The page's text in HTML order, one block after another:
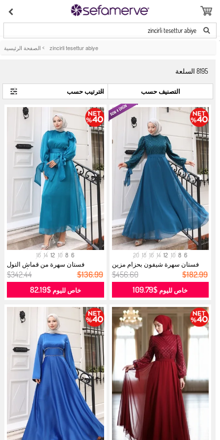
zincirli tesettur abiye
الصفحة الرئيسية > zincirli tesettur abiye
8195السلعة
التصنيف حسب
6
8
10
12
14
16
18
20
فستان سهرة شيفون بحزام مزين
بالترتر...
$456.60 $182.99
خاص لليوم $109.79
6
8
10
12
14
16
فستان سهرة من قماش التول
والأورجانز...
$342.44 $136.99
خاص لليوم$82.19